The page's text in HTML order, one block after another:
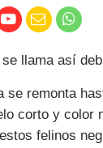
llama así
se remonta
corto y color
felinos